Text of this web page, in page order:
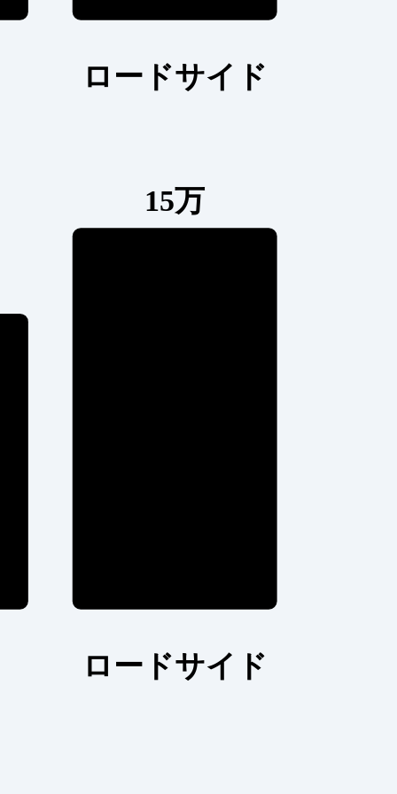
ロードサイド
15万
ロードサイド